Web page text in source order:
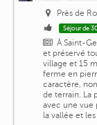
Près de
Séjour de
À Saint-
et préservé
village et 15
ferme en
caractère,
de terrain. La
avec une vue
la vallée et les